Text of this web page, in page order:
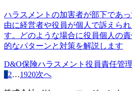
ハラスメントの加害者が部下であ
由に経営者や役員が個人で訴えら
す。どのような場合に役員個人の
的なパターンと対策を解説します
D&O保険ハラスメント 役員責任管
1 2…1920次へ